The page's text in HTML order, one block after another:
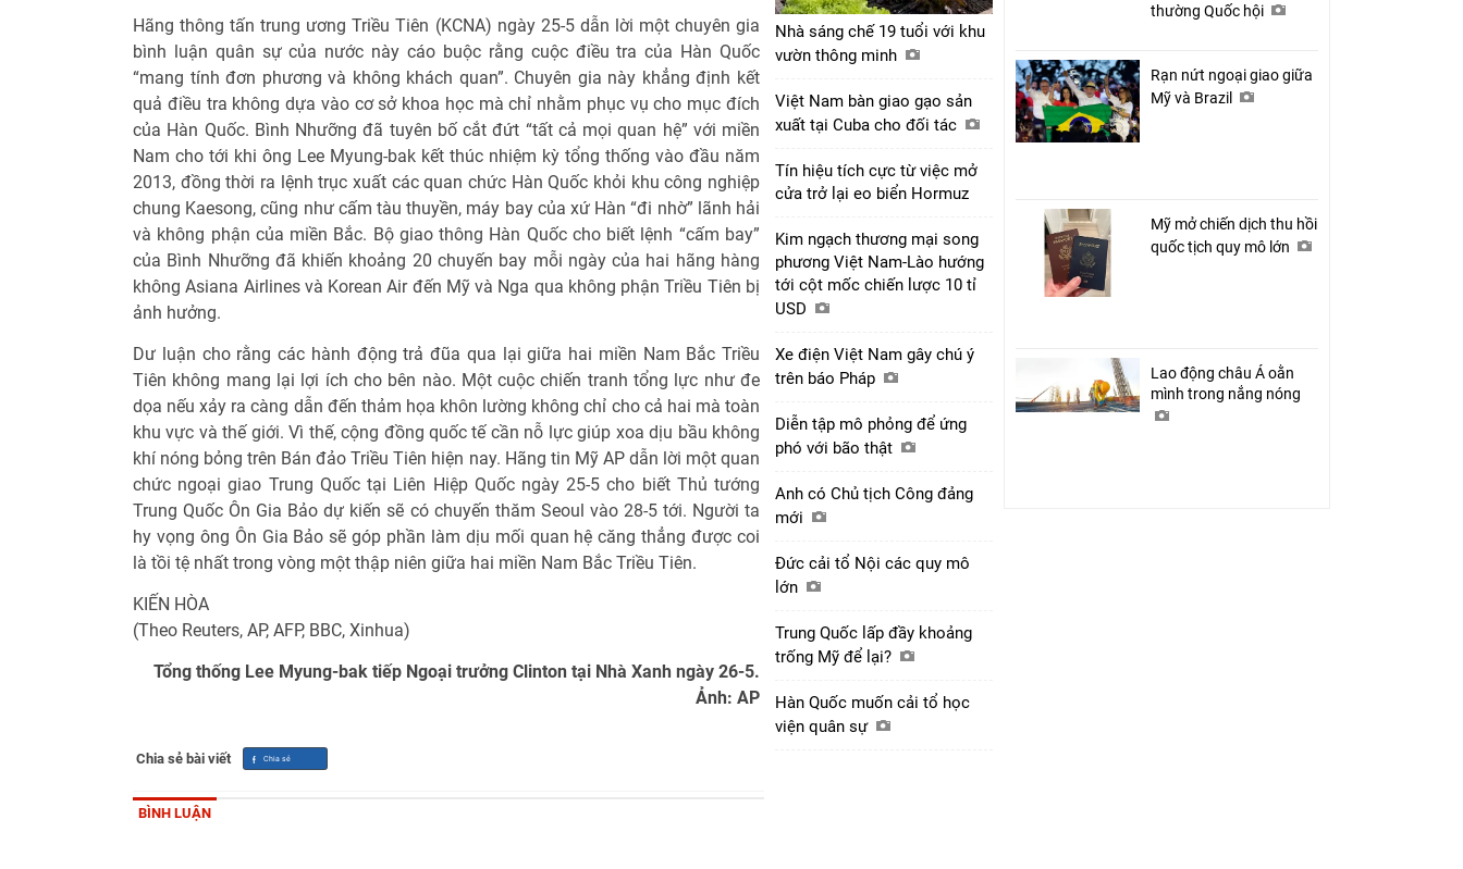
Hãng thông tấn trung ương Triều Tiên (KCNA) ngày 25-5 dẫn lời một chuyên gia
bình luận quân sự của nước này cáo buộc rằng cuộc điều tra của Hàn Quốc
“mang tính đơn phương và không khách quan”. Chuyên gia này khẳng định kết
quả điều tra không dựa vào cơ sở khoa học mà chỉ nhằm phục vụ cho mục đích
của Hàn Quốc. Bình Nhưỡng đã tuyên bố cắt đứt “tất cả mọi quan hệ” với miền
Nam cho tới khi ông Lee Myung-bak kết thúc nhiệm kỳ tổng thống vào đầu năm
2013, đồng thời ra lệnh trục xuất các quan chức Hàn Quốc khỏi khu công nghiệp
chung Kaesong, cũng như cấm tàu thuyền, máy bay của xứ Hàn “đi nhờ” lãnh hải
và không phận của miền Bắc. Bộ giao thông Hàn Quốc cho biết lệnh “cấm bay”
của Bình Nhưỡng đã khiến khoảng 20 chuyến bay mỗi ngày của hai hãng hàng
không Asiana Airlines và Korean Air đến Mỹ và Nga qua không phận Triều Tiên bị
ảnh hưởng.
Dư luận cho rằng các hành động trả đũa qua lại giữa hai miền Nam Bắc Triều
Tiên không mang lại lợi ích cho bên nào. Một cuộc chiến tranh tổng lực như đe
dọa nếu xảy ra càng dẫn đến thảm họa khôn lường không chỉ cho cả hai mà toàn
khu vực và thế giới. Vì thế, cộng đồng quốc tế cần nỗ lực giúp xoa dịu bầu không
khí nóng bỏng trên Bán đảo Triều Tiên hiện nay. Hãng tin Mỹ AP dẫn lời một quan
chức ngoại giao Trung Quốc tại Liên Hiệp Quốc ngày 25-5 cho biết Thủ tướng
Trung Quốc Ôn Gia Bảo dự kiến sẽ có chuyến thăm Seoul vào 28-5 tới. Người ta
hy vọng ông Ôn Gia Bảo sẽ góp phần làm dịu mối quan hệ căng thẳng được coi
là tồi tệ nhất trong vòng một thập niên giữa hai miền Nam Bắc Triều Tiên.
KIẾN HÒA
(Theo Reuters, AP, AFP, BBC, Xinhua)
Tổng thống Lee Myung-bak tiếp Ngoại trưởng Clinton tại Nhà Xanh ngày 26-5.
Ảnh: AP
Chia sẻ bài viết
BÌNH LUẬN
Nhà sáng chế 19 tuổi với khu
vườn thông minh
Việt Nam bàn giao gạo sản
xuất tại Cuba cho đối tác
Tín hiệu tích cực từ việc mở
cửa trở lại eo biển Hormuz
Kim ngạch thương mại song
phương Việt Nam-Lào hướng
tới cột mốc chiến lược 10 tỉ
USD
Xe điện Việt Nam gây chú ý
trên báo Pháp
Diễn tập mô phỏng để ứng
phó với bão thật
Anh có Chủ tịch Công đảng
mới
Đức cải tổ Nội các quy mô
lớn
Trung Quốc lấp đầy khoảng
trống Mỹ để lại?
Hàn Quốc muốn cải tổ học
viện quân sự
thường Quốc hội
Rạn nứt ngoại giao giữa
Mỹ và Brazil
Mỹ mở chiến dịch thu hồi
quốc tịch quy mô lớn
Lao động châu Á oằn
mình trong nắng nóng